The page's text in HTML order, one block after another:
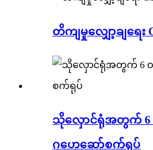
တိကျမှုလျှော့ချရေး
သိုလှောင်ရုံအတွက် 6
ဂဟေဆော်စက်ရုပ်